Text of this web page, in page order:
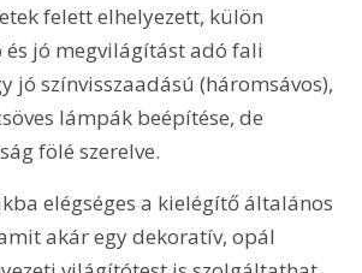
felett elhelyezett, külön
és jó megvilágítást adó fali
jó színvisszaadású (háromsávos),
lámpák beépítése, de
fölé szerelve.
elégséges a kielégítő általános
akár egy dekoratív, opál